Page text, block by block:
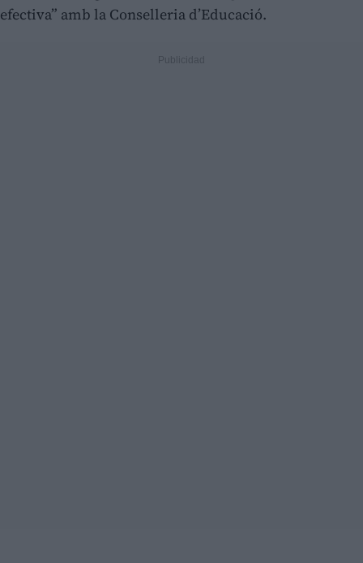
efectiva” amb la Conselleria d’Educació.